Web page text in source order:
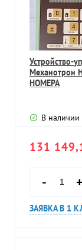
Устройство-
Механотрон
НОМЕРА
В наличии
131
- +
ЗАЯВКА В 1